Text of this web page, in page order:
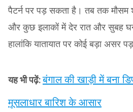
पैटर्न पर पड़ सकता है। तब तक मौसम
और कुछ इलाकों में देर रात और सुबह
हालांकि यातायात पर कोई बड़ा असर
यह भी पढ़ें:बंगाल की खाड़ी में बना
मूसलाधार बारिश के आसार